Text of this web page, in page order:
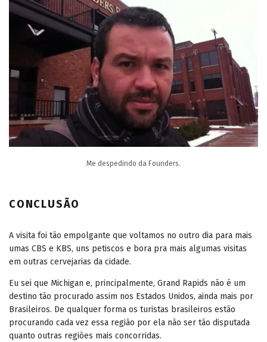
Me despedindo da Founders.
CONCLUSÃO
A visita foi tão empolgante que voltamos no outro dia para mais
umas CBS e KBS, uns petiscos e bora pra mais algumas visitas
em outras cervejarias da cidade.
Eu sei que Michigan e, principalmente, Grand Rapids não é um
destino tão procurado assim nos Estados Unidos, ainda mais por
Brasileiros. De qualquer forma os turistas brasileiros estão
procurando cada vez essa região por ela não ser tão disputada
quanto outras regiões mais concorridas.